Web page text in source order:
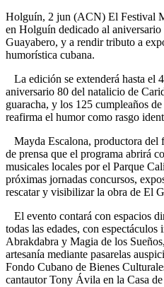
Holguín, 2 jun (ACN) El Festival
en Holguín dedicado al
Guayabero, y a rendir tributo a
humorística cubana.
La edición se extenderá hasta el
aniversario 80 del natalicio de
guaracha, y los 125 cumpleaños
reafirma el humor como rasgo
Mayda Escalona, productora del
de prensa que el programa abrirá
musicales locales por el Parque
próximas jornadas concursos,
rescatar y visibilizar la obra de El
El evento contará con espacios
todas las edades, con
Abrakdabra y Magia de los
artesanía mediante pasarelas
Fondo Cubano de Bienes
cantautor Tony Ávila en la Casa